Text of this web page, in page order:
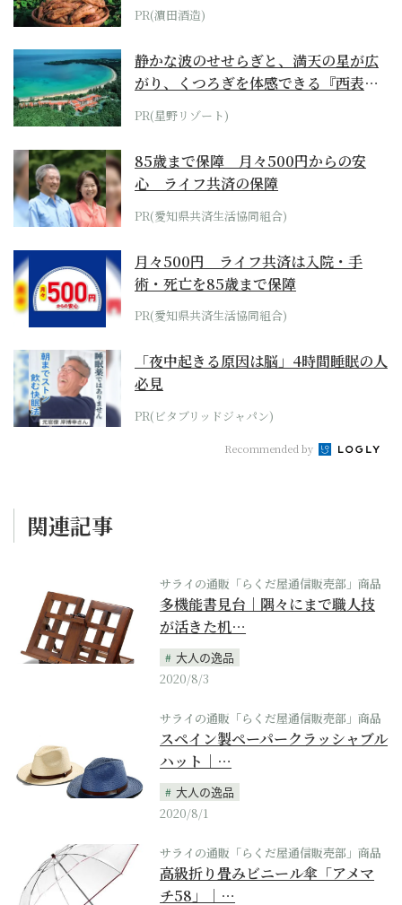
PR(濵田酒造)
静かな波のせせらぎと、満天の星が広
がり、くつろぎを体感できる『西表島
ホテル by...
PR(星野リゾート)
85歳まで保障 月々500円からの安
心 ライフ共済の保障
PR(愛知県共済生活協同組合)
月々500円 ライフ共済は入院・手
術・死亡を85歳まで保障
PR(愛知県共済生活協同組合)
「夜中起きる原因は脳」4時間睡眠の人
必見
PR(ビタブリッドジャパン)
Recommended by
関連記事
サライの通販「らくだ屋通信販売部」商品
多機能書見台｜隅々にまで職人技
が活きた机…
大人の逸品
2020/8/3
サライの通販「らくだ屋通信販売部」商品
スペイン製ペーパークラッシャブル
ハット｜…
大人の逸品
2020/8/1
サライの通販「らくだ屋通信販売部」商品
高級折り畳みビニール傘「アメマ
チ58」｜…